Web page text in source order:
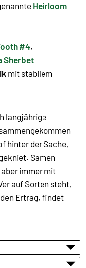
Heirloom
#4,
Sherbet
mit stabilem
langjährige
hinter der Sache,
Samen
immer mit
auf Sorten steht,
den Ertrag, findet